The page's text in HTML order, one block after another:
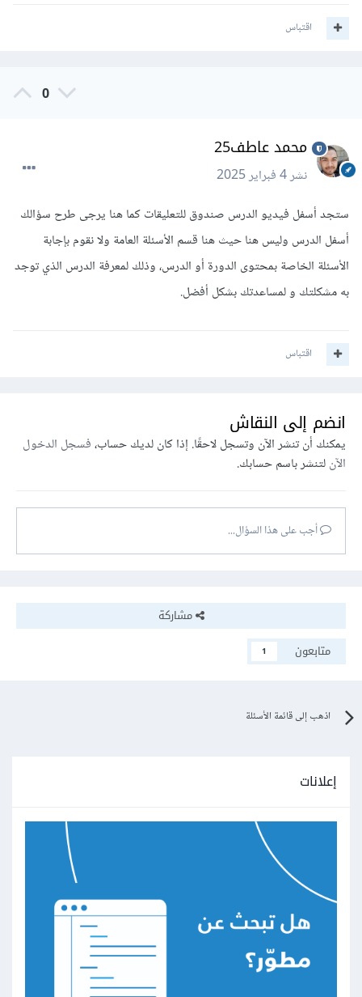
اقتباس
0
محمد عاطف25
نشر4 فبراير 2025
ستجد أسفل فيديو الدرس صندوق للتعليقات كما هنا يرجى طرح سؤالك
أسفل الدرس وليس هنا حيث هنا قسم الأسئلة العامة ولا نقوم بإجابة
الأسئلة الخاصة بمحتوى الدورة أو الدرس، وذلك لمعرفة الدرس الذي توجد
به مشكلتك و لمساعدتك بشكل أفضل.
اقتباس
انضم إلى النقاش
يمكنك أن تنشر الآن وتسجل لاحقًا. إذا كان لديك حساب،فسجل الدخول
الآنلتنشر باسم حسابك.
أجب على هذا السؤال...
مشاركة
متابعون
1
اذهب إلى قائمة الأسئلة
إعلانات